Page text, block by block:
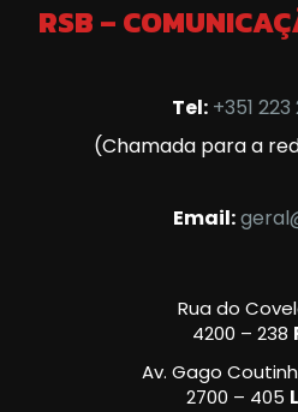
RSB –
Tel: +351
(Chamada para a
Email:
Rua do
4200 – 238
Av. Gago
2700 – 405